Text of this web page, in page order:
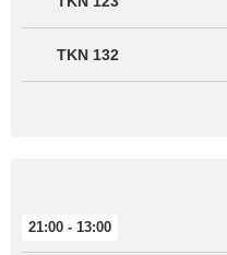
132 TKN
13:00 - 21:00